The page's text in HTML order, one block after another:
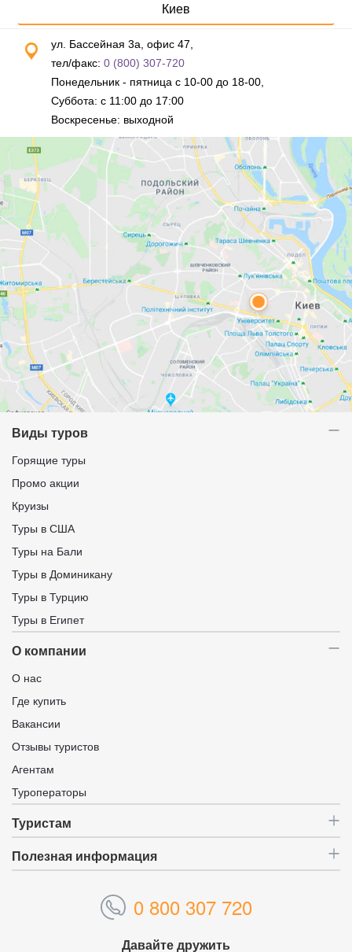
Киев
ул. Бассейная 3а, офис 47,
тел/факс: 0 (800) 307-720
Понедельник - пятница с 10-00 до 18-00,
Суббота: с 11:00 до 17:00
Воскресенье: выходной
Виды туров
Горящие туры
Промо акции
Круизы
Туры в США
Туры на Бали
Туры в Доминикану
Туры в Турцию
Туры в Египет
О компании
О нас
Где купить
Вакансии
Отзывы туристов
Агентам
Туроператоры
Туристам
Полезная информация
0 800 307 720
Давайте дружить